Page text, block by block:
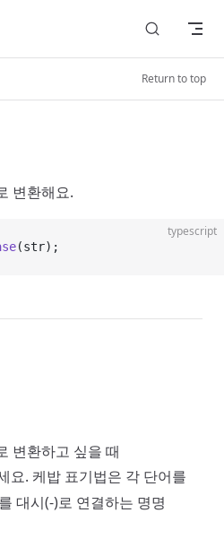
Return to top
변환해요.
typescript
(str);
변환하고 싶을 때
요. 케밥 표기법은 각 단어를
대시(-)로 연결하는 명명